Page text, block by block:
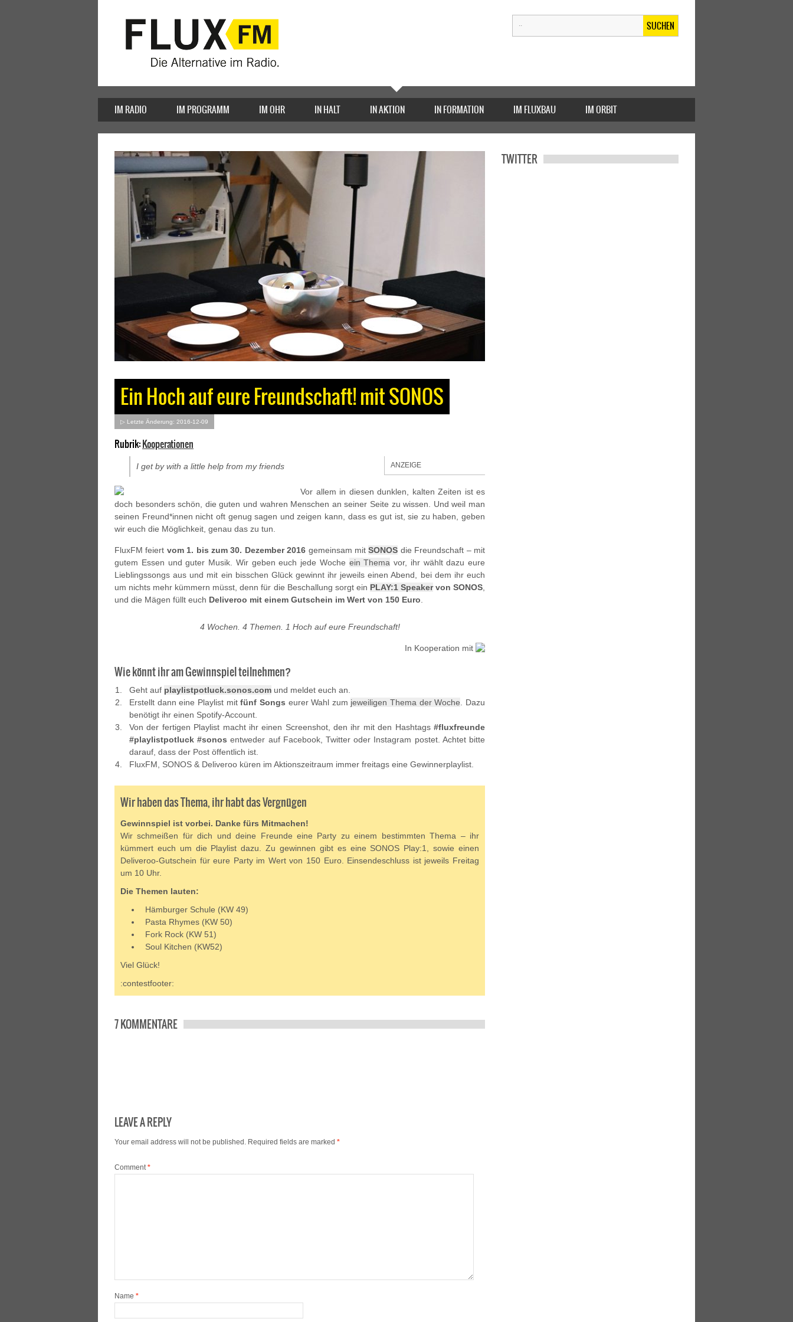
SUCHEN
IM RADIO IM PROGRAMM IM OHR IN HALT IN AKTION IN FORMATION IM FLUXBAU IM ORBIT
Ein Hoch auf eure Freundschaft! mit SONOS
▷ Letzte Änderung: 2016-12-09
Rubrik:Kooperationen
ANZEIGE
I get by with a little help from my friends
Vor allem in diesen dunklen, kalten Zeiten ist es
doch besonders schön, die guten und wahren Menschen an seiner Seite zu wissen. Und weil man
seinen Freund*innen nicht oft genug sagen und zeigen kann, dass es gut ist, sie zu haben, geben
wir euch die Möglichkeit, genau das zu tun.
FluxFM feiert vom 1. bis zum 30. Dezember 2016 gemeinsam mitSONOS die Freundschaft – mit
gutem Essen und guter Musik. Wir geben euch jede Woche ein Thema vor, ihr wählt dazu eure
Lieblingssongs aus und mit ein bisschen Glück gewinnt ihr jeweils einen Abend, bei dem ihr euch
um nichts mehr kümmern müsst, denn für die Beschallung sorgt ein PLAY:1 Speakervon SONOS
und die Mägen füllt euch Deliveroo mit einem Gutschein im Wert von 150 Euro
4 Wochen. 4 Themen. 1 Hoch auf eure Freundschaft!
In Kooperation mit
Wie könnt ihr am Gewinnspiel teilnehmen?
Geht auf playlistpotluck.sonos.com und meldet euch an.
Erstellt dann eine Playlist mitfünf Songs eurer Wahl zum jeweiligen Thema der Woche . Dazu
benötigt ihr einen Spotify-Account.
Von der fertigen Playlist macht ihr einen Screenshot, den ihr mit den Hashtags #fluxfreunde
#playlistpotluck #sonos entweder auf Facebook, Twitter oder Instagram postet. Achtet bitte
darauf, dass der Post öffentlich ist.
FluxFM, SONOS & Deliveroo küren im Aktionszeitraum immer freitags eine Gewinnerplaylist.
Wir haben das Thema, ihr habt das Vergnügen
Gewinnspiel ist vorbei. Danke fürs Mitmachen!
Wir schmeißen für dich und deine Freunde eine Party zu einem bestimmten Thema – ihr
kümmert euch um die Playlist dazu. Zu gewinnen gibt es eine SONOS Play:1, sowie einen
Deliveroo-Gutschein für eure Party im Wert von 150 Euro. Einsendeschluss ist jeweils Freitag
um 10 Uhr.
Die Themen lauten:
Hämburger Schule (KW 49)
Pasta Rhymes (KW 50)
Fork Rock (KW 51)
Soul Kitchen (KW52)
Viel Glück!
:contestfooter:
7 KOMMENTARE
LEAVE A REPLY
Your email address will not be published. Required fields are marked *
Comment *
Name *
TWITTER